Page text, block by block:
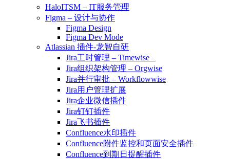
HaloITSM – IT服务管理
Figma – 设计与协作
Figma Design
Figma Dev Mode
Atlassian 插件-龙智自研
Jira工时管理 – Timewise
Jira组织架构管理 – Orgwise
Jira并行审批 – Workflowwise
Jira用户管理扩展
Jira企业微信插件
Jira钉钉插件
Jira飞书插件
Confluence水印插件
Confluence附件监控和页面安全插件
Confluence到期日提醒插件